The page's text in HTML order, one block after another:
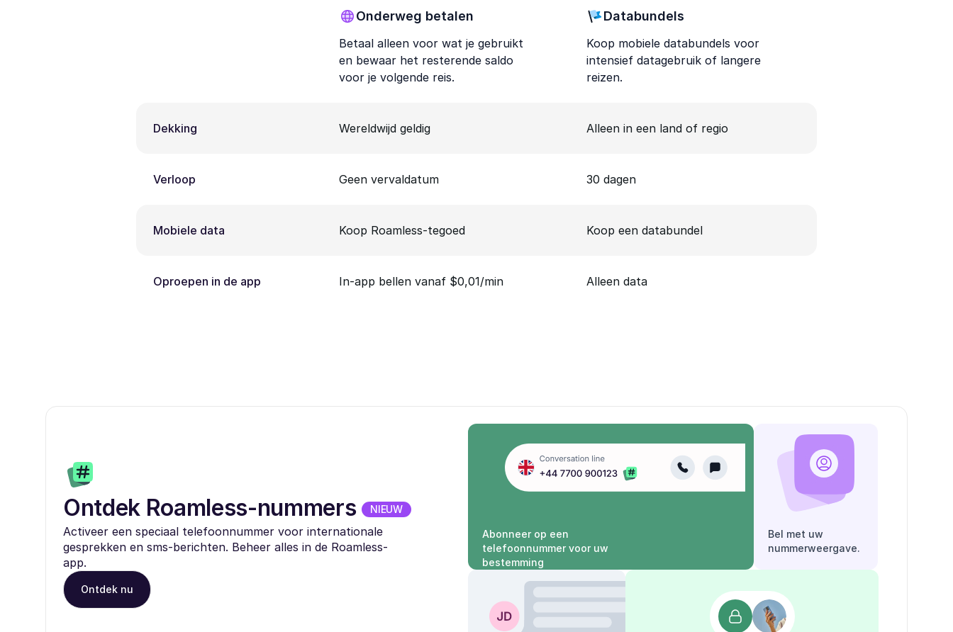
Onderweg betalen
Betaal alleen voor wat je gebruikt
en bewaar het resterende saldo
voor je volgende reis.
Databundels
Koop mobiele databundels voor
intensief datagebruik of langere
reizen.
Dekking Wereldwijd geldig Alleen in een land of regio
Verloop Geen vervaldatum 30 dagen
Mobiele data Koop Roamless-tegoed Koop een databundel
Oproepen in de app In-app bellen vanaf $0,01/min Alleen data
Ontdek Roamless-nummers NIEUW
Activeer een speciaal telefoonnummer voor internationale
gesprekken en sms-berichten. Beheer alles in de Roamless-
app.
Ontdek nu
Abonneer op een
telefoonnummer voor uw
bestemming
Bel met uw
nummerweergave.